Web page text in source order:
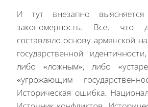
И тут внезапно
закономерность. Все, что
составляло основу армянской
государственной
либо «ложным», либо
«угрожающим
Историческая ошибка.